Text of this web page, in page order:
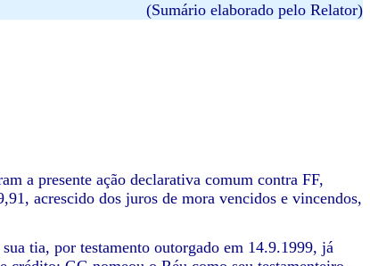
(Sumário elaborado pelo Relator)
a presente ação declarativa comum contra FF,
acrescido dos juros de mora vencidos e vincendos,
tia, por testamento outorgado em 14.9.1999, já